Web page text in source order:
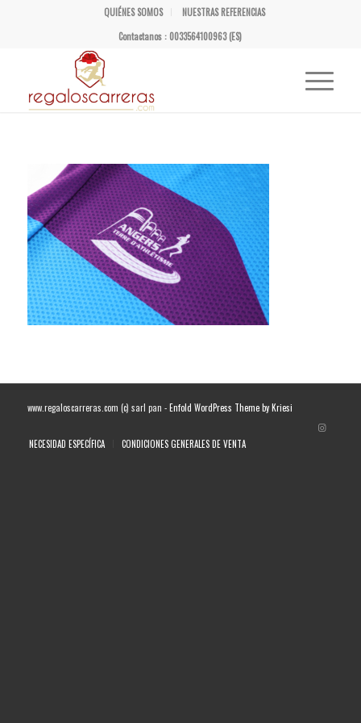
QUIÉNES SOMOS
NUESTRAS REFERENCIAS
Contactanos : 0033564100963 (ES)
www.regaloscarreras.com (c) sarl pan -Enfold WordPress Theme by Kriesi
NECESIDAD ESPECÍFICA CONDICIONES GENERALES DE VENTA